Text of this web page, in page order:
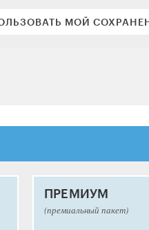
МОЙ
ПРЕМИУМ
(премиальный пакет)